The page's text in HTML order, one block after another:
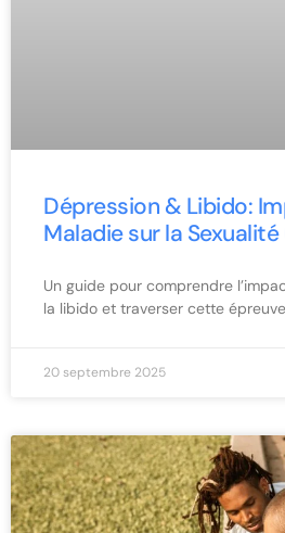
Dépression & Libido:
Maladie sur la
Un guide pour comprendre
la libido et traverser cette
20 septembre 2025